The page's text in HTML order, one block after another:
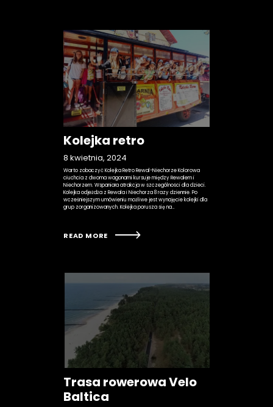
Kolejka retro
8 kwietnia, 2024
Warto zobaczyć Kolejka Retro Rewal-Niechorze Kolorowa
ciuchcia z dwoma wagonami kursuje między Rewalem i
Niechorzem. Wspaniała atrakcja w szczególności dla dzieci.
Kolejka odjeżdża z Rewala i Niechorza 8 razy dziennie. Po
wcześniejszym umówieniu możliwe jest wynajęcie kolejki dla
grup zorganizowanych. Kolejka porusza się na…
READ MORE
Trasa rowerowa Velo
Baltica